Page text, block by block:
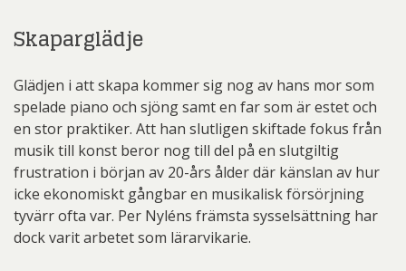
Skaparglädje
Glädjen i att skapa kommer sig nog av hans mor som
spelade piano och sjöng samt en far som är estet och
en stor praktiker. Att han slutligen skiftade fokus från
musik till konst beror nog till del på en slutgiltig
frustration i början av 20-års ålder där känslan av hur
icke ekonomiskt gångbar en musikalisk försörjning
tyvärr ofta var. Per Nyléns främsta sysselsättning har
dock varit arbetet som lärarvikarie.